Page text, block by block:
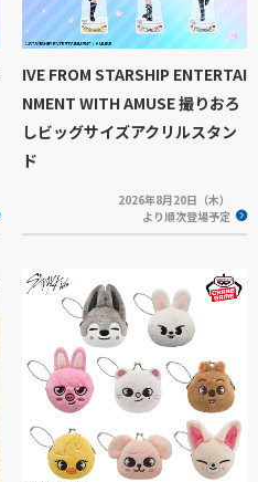
IVE FROM STARSHIP ENTERTAI
NMENT WITH AMUSE 撮りおろ
しビッグサイズアクリルスタン
ド
2026年8月20日（木）
より順次登場予定